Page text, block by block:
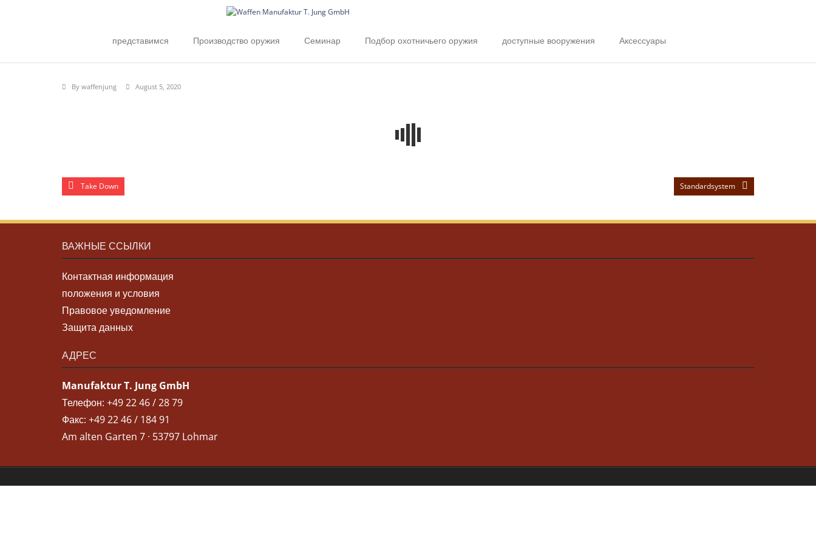
представимся Производство оружия Семинар Подбор охотничьего оружия доступные вооружения Аксессуары
By waffenjung August 5, 2020
Take Down Standardsystem
ВАЖНЫЕ ССЫЛКИ
Контактная информация
положения и условия
Правовое уведомление
Защита данных
АДРЕС
Manufaktur T. Jung GmbH
Телефон: +49 22 46 / 28 79
Факс: +49 22 46 / 184 91
Am alten Garten 7 · 53797 Lohmar